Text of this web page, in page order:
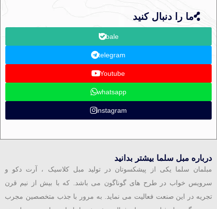
ما را دنبال کنید
bale
telegram
Youtube
whatsapp
instagram
درباره مبل سلما بیشتر بدانید
مبلمان سلما یکی از پیشکسوتان در تولید مبل کلاسیک ، آرت دکو و
سرویس خواب در طرح های گوناگون می باشد. که با بیش از نیم قرن
تجریه در این صنعت فعالیت می نماید. به مرور با جذب متخصصین مجرب